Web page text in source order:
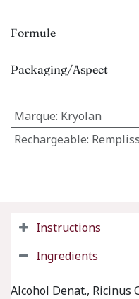
Formule
Packaging/Aspect
Marque: Kryolan
Rechargeable:
Instructions
Ingredients
Alcohol Denat., Ricinus